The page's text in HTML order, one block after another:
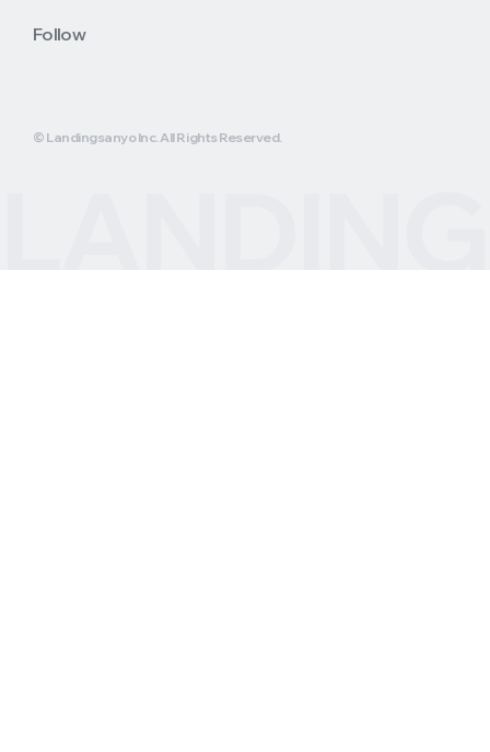
Follow
© Landingsanyo Inc. All Rights Reserved.